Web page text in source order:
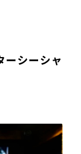
シーシャ